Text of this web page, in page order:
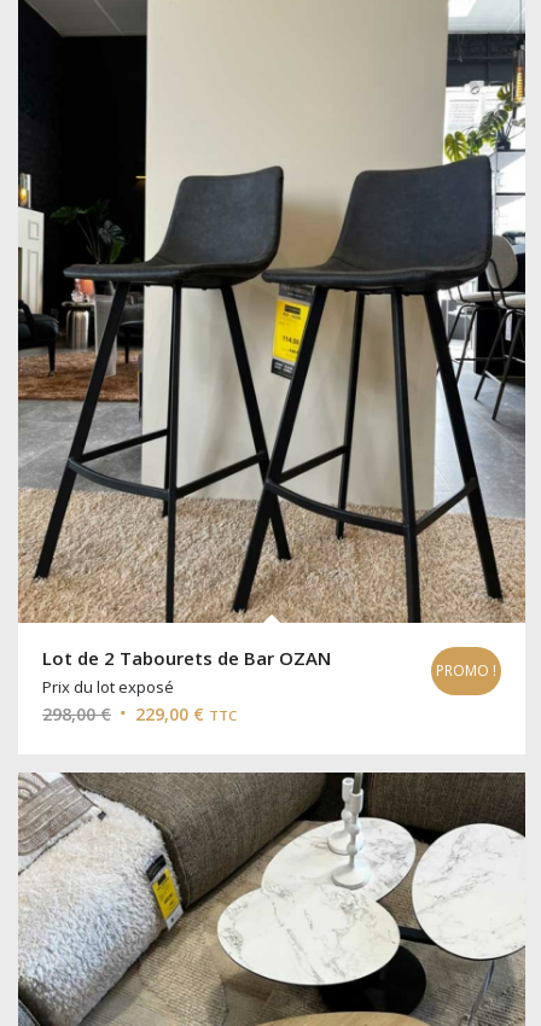
Lot de 2 Tabourets de Bar OZAN
Prix du lot exposé
298,00€ Le
initial
était :
298,00 €.
229,00 € Le
actuel
est :
229,00 €.
TTC
PROMO !